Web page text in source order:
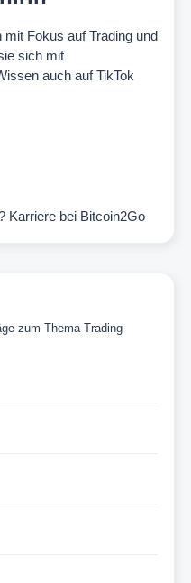
Fokus auf Trading und
sich mit
auch auf TikTok
Karriere bei Bitcoin2Go
zum Thema Trading